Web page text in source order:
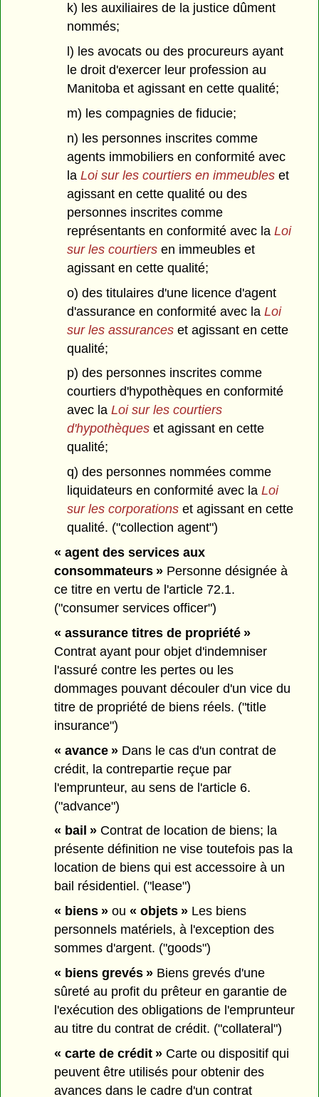
k) les auxiliaires de la justice dûment
nommés;
l) les avocats ou des procureurs ayant
le droit d'exercer leur profession au
Manitoba et agissant en cette qualité;
m) les compagnies de fiducie;
n) les personnes inscrites comme
agents immobiliers en conformité avec
la Loi sur les courtiers en immeubleset
agissant en cette qualité ou des
personnes inscrites comme
représentants en conformité avec la Loi
sur les courtiersen immeubles et
agissant en cette qualité;
o) des titulaires d'une licence d'agent
d'assurance en conformité avec la Loi
sur les assuranceset agissant en cette
qualité;
p) des personnes inscrites comme
courtiers d'hypothèques en conformité
avec la Loi sur les courtiers
d'hypothèqueset agissant en cette
qualité;
q) des personnes nommées comme
liquidateurs en conformité avec la Loi
sur les corporationset agissant en cette
qualité. ("collection agent")
« agent des services aux
consommateurs » Personne désignée à
ce titre en vertu de l'article 72.1.
("consumer services officer")
« assurance titres de propriété »
Contrat ayant pour objet d'indemniser
l'assuré contre les pertes ou les
dommages pouvant découler d'un vice du
titre de propriété de biens réels. ("title
insurance")
« avance » Dans le cas d'un contrat de
crédit, la contrepartie reçue par
l'emprunteur, au sens de l'article 6.
("advance")
« bail » Contrat de location de biens; la
présente définition ne vise toutefois pas la
location de biens qui est accessoire à un
bail résidentiel. ("lease")
« biens » ou« objets » Les biens
personnels matériels, à l'exception des
sommes d'argent. ("goods")
« biens grevés » Biens grevés d'une
sûreté au profit du prêteur en garantie de
l'exécution des obligations de l'emprunteur
au titre du contrat de crédit. ("collateral")
« carte de crédit » Carte ou dispositif qui
peuvent être utilisés pour obtenir des
avances dans le cadre d'un contrat